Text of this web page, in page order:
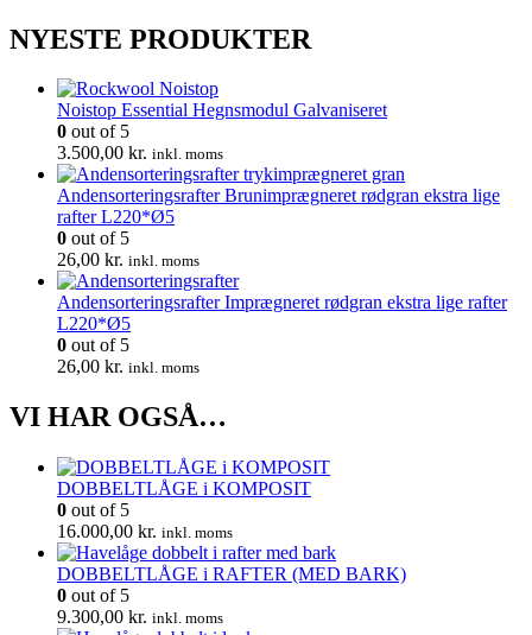
NYESTE PRODUKTER
Noistop Essential Hegnsmodul Galvaniseret
0 out of 5
3.500,00 kr. inkl. moms
Andensorteringsrafter Brunimprægneret rødgran ekstra lige
rafter L220*Ø5
0 out of 5
26,00 kr. inkl. moms
Andensorteringsrafter Imprægneret rødgran ekstra lige rafter
L220*Ø5
0 out of 5
26,00 kr. inkl. moms
VI HAR OGSÅ…
DOBBELTLÅGE i KOMPOSIT
0 out of 5
16.000,00 kr. inkl. moms
DOBBELTLÅGE i RAFTER (MED BARK)
0 out of 5
9.300,00 kr. inkl. moms